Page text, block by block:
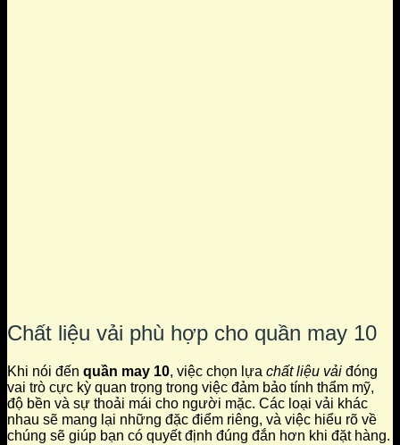
Chất liệu vải phù hợp cho quần may 10
Khi nói đến quần may 10, việc chọn lựa chất liệu vải đóng
vai trò cực kỳ quan trọng trong việc đảm bảo tính thẩm mỹ,
độ bền và sự thoải mái cho người mặc. Các loại vải khác
nhau sẽ mang lại những đặc điểm riêng, và việc hiểu rõ về
chúng sẽ giúp bạn có quyết định đúng đắn hơn khi đặt hàng.